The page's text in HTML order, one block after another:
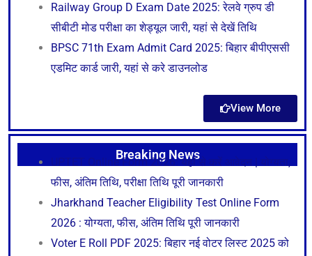
Railway Group D Exam Date 2025: रेलवे ग्रुप डी
सीबीटी मोड परीक्षा का शेड्यूल जारी, यहां से देखें तिथि
BPSC 71th Exam Admit Card 2025: बिहार बीपीएससी
एडमिट कार्ड जारी, यहां से करे डाउनलोड
View More
Breaking News
UPTET Online Form 2026: यहाँ से करें आवेदन | योग्यता,
फीस, अंतिम तिथि, परीक्षा तिथि पूरी जानकारी
Jharkhand Teacher Eligibility Test Online Form
2026 : योग्यता, फीस, अंतिम तिथि पूरी जानकारी
Voter E Roll PDF 2025: बिहार नई वोटर लिस्ट 2025 को